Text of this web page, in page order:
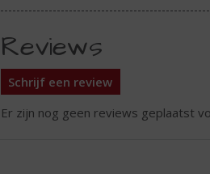
Reviews
Schrijf een review
Er zijn nog geen reviews geplaatst